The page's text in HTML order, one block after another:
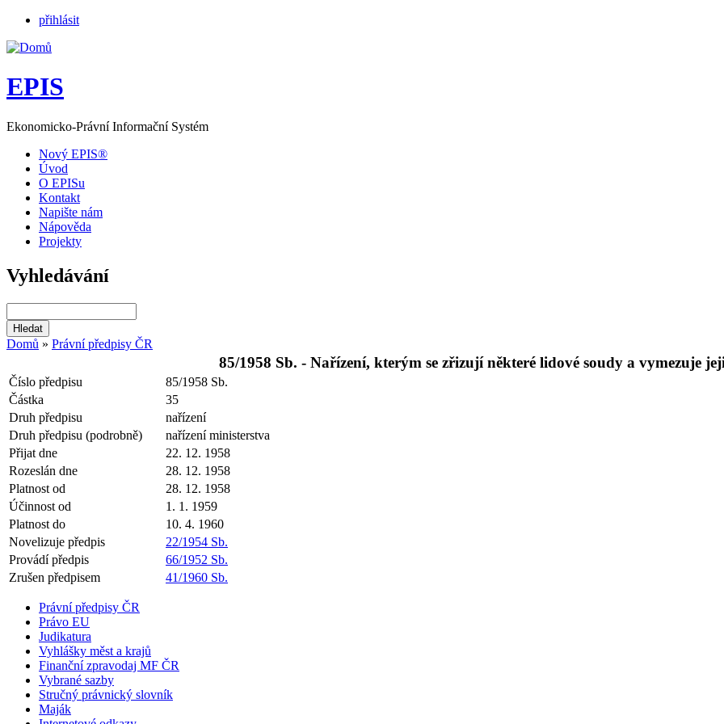
přihlásit
EPIS
Ekonomicko-Právní Informační Systém
Nový EPIS®
Úvod
O EPISu
Kontakt
Napište nám
Nápověda
Projekty
Vyhledávání
Domů » Právní předpisy ČR
85/1958 Sb. - Nařízení, kterým se zřizují některé lidové soudy a vymezuje
Číslo předpisu
85/1958 Sb.
Částka
35
Druh předpisu
nařízení
Druh předpisu (podrobně)
nařízení ministerstva
Přijat dne
22. 12. 1958
Rozeslán dne
28. 12. 1958
Platnost od
28. 12. 1958
Účinnost od
1. 1. 1959
Platnost do
10. 4. 1960
Novelizuje předpis
22/1954 Sb.
Provádí předpis
66/1952 Sb.
Zrušen předpisem
41/1960 Sb.
Právní předpisy ČR
Právo EU
Judikatura
Vyhlášky měst a krajů
Finanční zpravodaj MF ČR
Vybrané sazby
Stručný právnický slovník
Maják